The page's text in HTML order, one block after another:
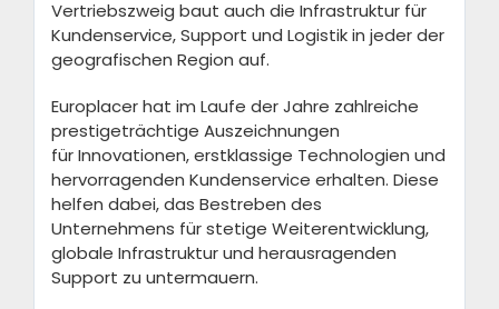
Vertriebszweig baut auch die Infrastruktur für
Kundenservice, Support und Logistik in jeder der
geografischen Region auf.
Europlacer hat im Laufe der Jahre zahlreiche
prestigeträchtige Auszeichnungen
fürInnovationen, erstklassige Technologien und
hervorragenden Kundenservice erhalten. Diese
helfen dabei, das Bestreben des
Unternehmens fürstetige Weiterentwicklung,
globale Infrastruktur und herausragenden
Support zu untermauern.